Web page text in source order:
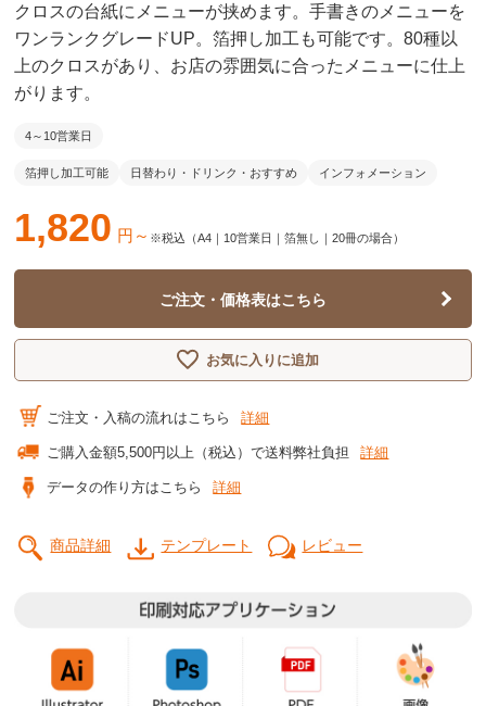
クロスの台紙にメニューが挟めます。手書きのメニューを
ワンランクグレードUP。箔押し加工も可能です。80種以
上のクロスがあり、お店の雰囲気に合ったメニューに仕上
がります。
4～10営業日
箔押し加工可能 日替わり・ドリンク・おすすめ インフォメーション
1,820 円～ ※税込（A4｜10営業日｜箔無し｜20冊の場合）
ご注文・価格表はこちら
お気に入りに追加
ご注文・入稿の流れはこちら 詳細
ご購入金額5,500円以上（税込）で送料弊社負担 詳細
データの作り方はこちら 詳細
商品詳細 テンプレート レビュー